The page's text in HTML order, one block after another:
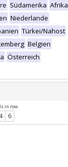
Südamerika Afrika
Niederlande
Türkei/Nahost
Belgien
Österreich
in row
4 6